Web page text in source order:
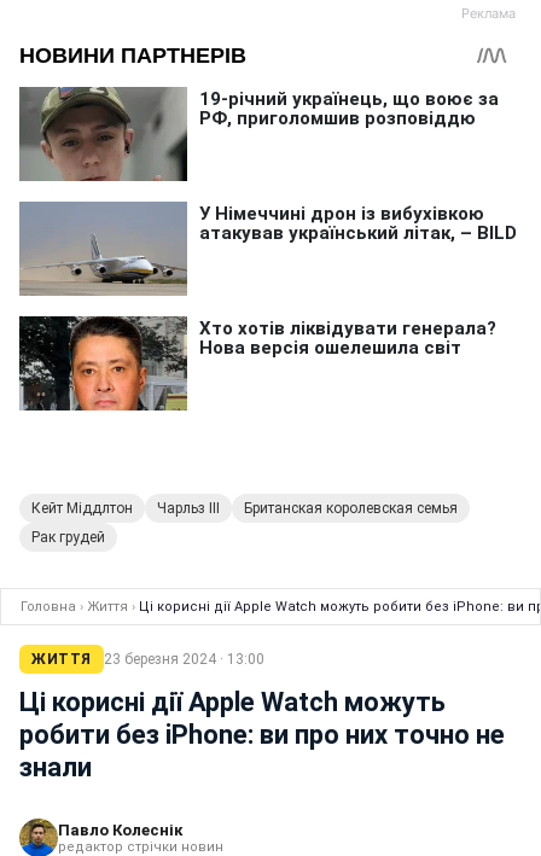
Кейт Міддлтон Чарльз III
Британская королевская семья
Рак грудей
Головна › Життя › Ці корисні дії Apple Watch можуть робити без iPhone: ви
ЖИТТЯ 23 березня 2024 · 13:00
Ці корисні дії Apple Watch можуть
робити без iPhone: ви про них точно не
знали
Павло Колеснік
редактор стрічки новин